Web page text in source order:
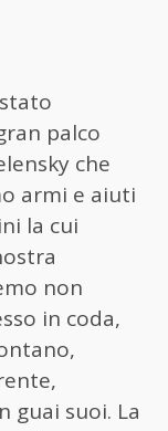
palco
che
armi e aiuti
la cui
non
in coda,
guai suoi. La